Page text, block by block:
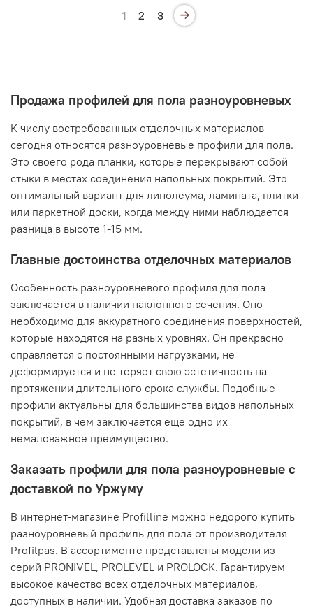
1 2 3
Продажа профилей для пола разноуровневых
К числу востребованных отделочных материалов
сегодня относятся разноуровневые профили для пола.
Это своего рода планки, которые перекрывают собой
стыки в местах соединения напольных покрытий. Это
оптимальный вариант для линолеума, ламината, плитки
или паркетной доски, когда между ними наблюдается
разница в высоте 1-15 мм.
Главные достоинства отделочных материалов
Особенность разноуровневого профиля для пола
заключается в наличии наклонного сечения. Оно
необходимо для аккуратного соединения поверхностей,
которые находятся на разных уровнях. Он прекрасно
справляется с постоянными нагрузками, не
деформируется и не теряет свою эстетичность на
протяжении длительного срока службы. Подобные
профили актуальны для большинства видов напольных
покрытий, в чем заключается еще одно их
немаловажное преимущество.
Заказать профили для пола разноуровневые с
доставкой по Уржуму
В интернет-магазине Profilline можно недорого купить
разноуровневый профиль для пола от производителя
Profilpas. В ассортименте представлены модели из
серий PRONIVEL, PROLEVEL и PROLOCK. Гарантируем
высокое качество всех отделочных материалов,
доступных в наличии. Удобная доставка заказов по